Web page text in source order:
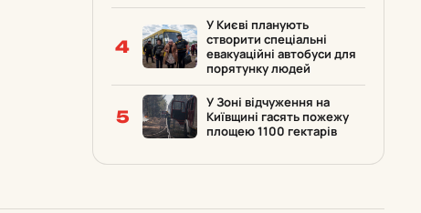
4
У Києві планують
створити спеціальні
евакуаційні автобуси для
порятунку людей
5
У Зоні відчуження на
Київщині гасять пожежу
площею 1100 гектарів